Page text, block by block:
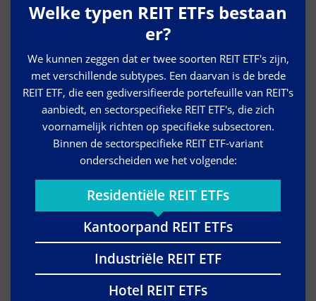
Welke typen REIT ETFs bestaan
er?
We kunnen zeggen dat er twee soorten REIT ETF's zijn,
met verschillende subtypes. Een daarvan is de brede
REIT ETF, die een gediversifieerde portefeuille van REIT's
aanbiedt, en sectorspecifieke REIT ETF's, die zich
voornamelijk richten op specifieke subsectoren.
Binnen de sectorspecifieke REIT ETF-variant
onderscheiden we het volgende:
Residentiële REIT ETFs
Kantoorpand REIT ETFs
Industriële REIT ETF
Hotel REIT ETFs